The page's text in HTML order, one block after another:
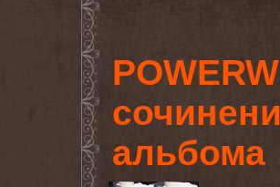
альбома